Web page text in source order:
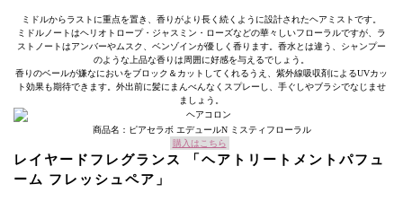
ミドルからラストに重点を置き、香りがより長く続くように設計されたヘアミストです。
ミドルノートはヘリオトロープ・ジャスミン・ローズなどの華々しいフローラルですが、ラ
ストノートはアンバーやムスク、ベンゾインが優しく香ります。香水とは違う、シャンプー
のような上品な香りは周囲に好感を与えるでしょう。
香りのベールが嫌なにおいをブロック＆カットしてくれるうえ、紫外線吸収剤によるUVカッ
ト効果も期待できます。外出前に髪にまんべんなくスプレーし、手ぐしやブラシでなじませ
ましょう。
商品名：ピアセラボ エデュールN ミスティフローラル
購入はこちら
レイヤードフレグランス 「ヘアトリートメントパフュ
ーム フレッシュペア」